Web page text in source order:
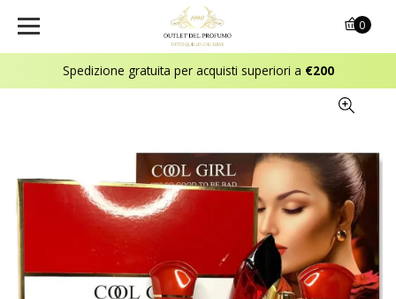
Spedizione gratuita per acquisti superiori a €200
0